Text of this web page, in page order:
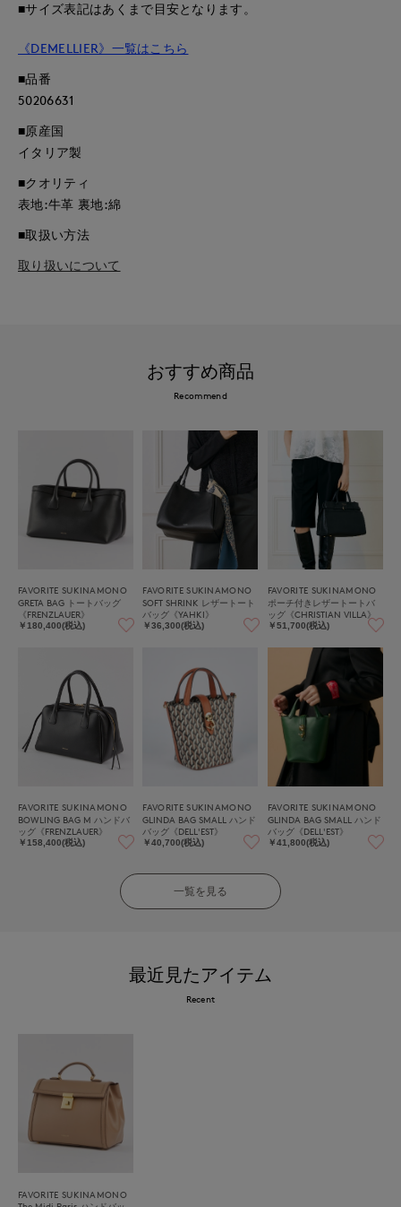
■サイズ表記はあくまで目安となります。
《DEMELLIER》一覧はこちら
■品番
50206631
■原産国
イタリア製
■クオリティ
表地:牛革 裏地:綿
■取扱い方法
取り扱いについて
おすすめ商品
Recommend
FAVORITE SUKINAMONO
GRETA BAG トートバッグ
《FRENZLAUER》
￥180,400(税込)
FAVORITE SUKINAMONO
SOFT SHRINK レザートート
バッグ《YAHKI》
￥36,300(税込)
FAVORITE SUKINAMONO
ポーチ付きレザートートバ
ッグ《CHRISTIAN VILLA》
￥51,700(税込)
FAVORITE SUKINAMONO
BOWLING BAG M ハンドバ
ッグ《FRENZLAUER》
￥158,400(税込)
FAVORITE SUKINAMONO
GLINDA BAG SMALL ハンド
バッグ《DELL'EST》
￥40,700(税込)
FAVORITE SUKINAMONO
GLINDA BAG SMALL ハンド
バッグ《DELL'EST》
￥41,800(税込)
一覧を見る
最近見たアイテム
Recent
FAVORITE SUKINAMONO